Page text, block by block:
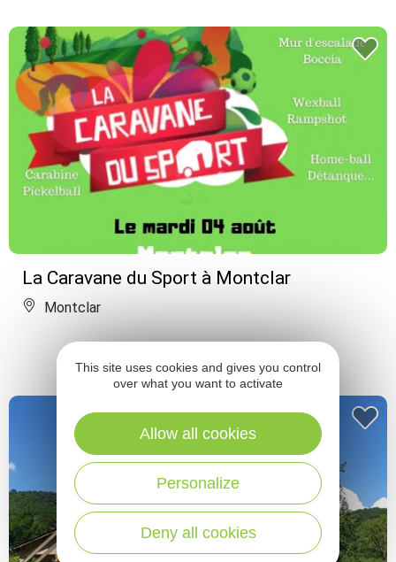
La Caravane du Sport à Montclar
Montclar
This site uses cookies and gives you control
over what you want to activate
Deny all cookies
Personalize
Allow all cookies